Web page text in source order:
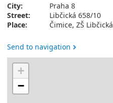
City:
Praha 8
Street:
Libčická 658/10
Place:
Čimice, ZŠ Libčická
Send to navigation
+
−